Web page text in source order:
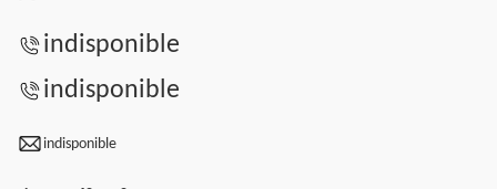
indisponible
indisponible
indisponible